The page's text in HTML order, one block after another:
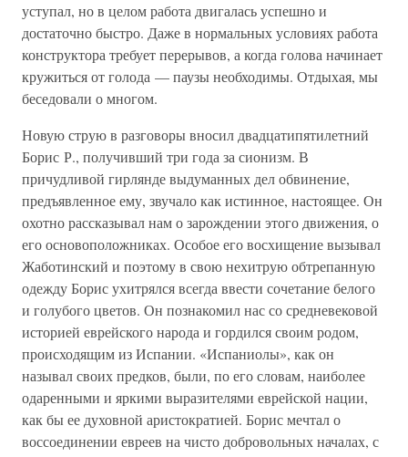
уступал, но в целом работа двигалась успешно и
достаточно быстро. Даже в нормальных условиях работа
конструктора требует перерывов, а когда голова начинает
кружиться от голода — паузы необходимы. Отдыхая, мы
беседовали о многом.
Новую струю в разговоры вносил двадцатипятилетний
Борис Р., получивший три года за сионизм. В
причудливой гирлянде выдуманных дел обвинение,
предъявленное ему, звучало как истинное, настоящее. Он
охотно рассказывал нам о зарождении этого движения, о
его основоположниках. Особое его восхищение вызывал
Жаботинский и поэтому в свою нехитрую обтрепанную
одежду Борис ухитрялся всегда ввести сочетание белого
и голубого цветов. Он познакомил нас со средневековой
историей еврейского народа и гордился своим родом,
происходящим из Испании. «Испаниолы», как он
называл своих предков, были, по его словам, наиболее
одаренными и яркими выразителями еврейской нации,
как бы ее духовной аристократией. Борис мечтал о
воссоединении евреев на чисто добровольных началах, с